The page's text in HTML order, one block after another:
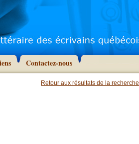
Contactez-nous
Retour aux résultats de la recherche